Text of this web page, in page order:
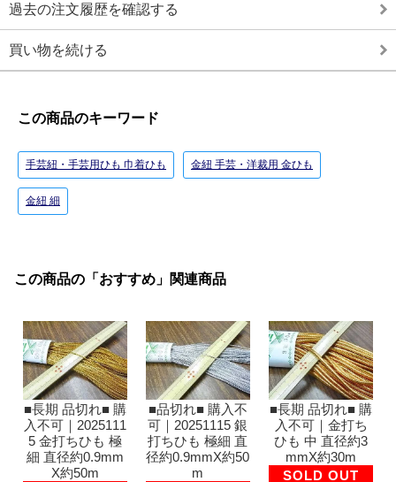
過去の注文履歴を確認する
買い物を続ける
この商品のキーワード
手芸紐・手芸用ひも 巾着ひも 金紐 手芸・洋裁用 金ひも
金紐 細
この商品の「おすすめ」関連商品
■長期 品切れ■ 購
入不可｜2025111
5 金打ちひも 極
細 直径約0.9mm
X約50m
■品切れ■ 購入不
可｜20251115 銀
打ちひも 極細 直
径約0.9mmX約50
m
■長期 品切れ■ 購
入不可｜金打ち
ひも 中 直径約3
mmX約30m
SOLD OUT